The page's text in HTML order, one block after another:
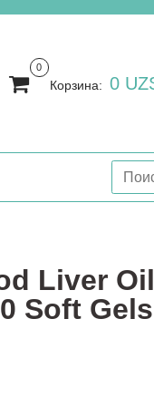
0
Корзина: 0
Liver
Soft Gels